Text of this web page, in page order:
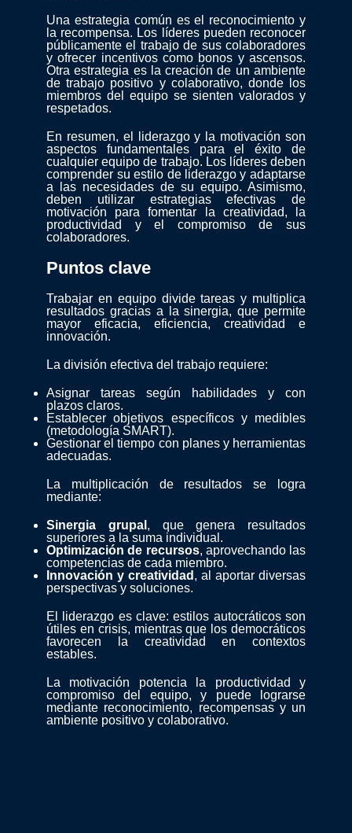
Una estrategia común es el reconocimiento y
la recompensa. Los líderes pueden reconocer
públicamente el trabajo de sus colaboradores
y ofrecer incentivos como bonos y ascensos.
Otra estrategia es la creación de un ambiente
de trabajo positivo y colaborativo, donde los
miembros del equipo se sienten valorados y
respetados.
En resumen, el liderazgo y la motivación son
aspectos fundamentales para el éxito de
cualquier equipo de trabajo. Los líderes deben
comprender su estilo de liderazgo y adaptarse
a las necesidades de su equipo. Asimismo,
deben utilizar estrategias efectivas de
motivación para fomentar la creatividad, la
productividad y el compromiso de sus
colaboradores.
Puntos clave
Trabajar en equipo divide tareas y multiplica
resultados gracias a la sinergia, que permite
mayor eficacia, eficiencia, creatividad e
innovación.
La división efectiva del trabajo requiere:
Asignar tareas según habilidades y con
plazos claros.
Establecer objetivos específicos y medibles
(metodología SMART).
Gestionar el tiempo con planes y herramientas
adecuadas.
La multiplicación de resultados se logra
mediante:
Sinergia grupal , que genera resultados
superiores a la suma individual.
Optimización de recursos, aprovechando las
competencias de cada miembro.
Innovación y creatividad , al aportar diversas
perspectivas y soluciones.
El liderazgo es clave: estilos autocráticos son
útiles en crisis, mientras que los democráticos
favorecen la creatividad en contextos
estables.
La motivación potencia la productividad y
compromiso del equipo, y puede lograrse
mediante reconocimiento, recompensas y un
ambiente positivo y colaborativo.